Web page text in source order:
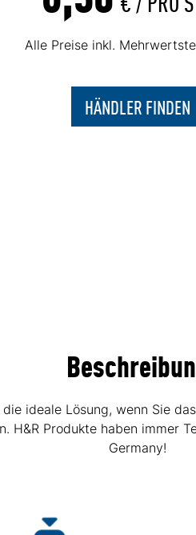
Alle Preise inkl.
HÄNDLER FINDEN
ideale Lösung, wenn Sie
H&R Produkte haben immer
Germany!